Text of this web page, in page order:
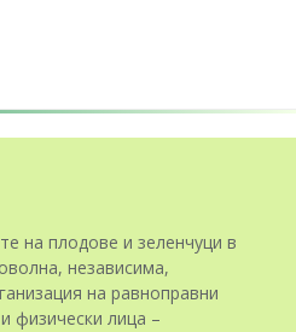
на плодове и зеленчуци в
независима,
на равноправни
физически лица –